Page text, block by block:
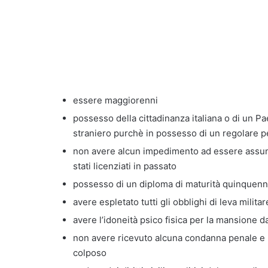
essere maggiorenni
possesso della cittadinanza italiana o di un
straniero purchè in possesso di un regolare
non avere alcun impedimento ad essere
stati licenziati in passato
possesso di un diploma di maturità
avere espletato tutti gli obblighi di leva
avere l’idoneità psico fisica per la mansione
non avere ricevuto alcuna condanna penale
colposo